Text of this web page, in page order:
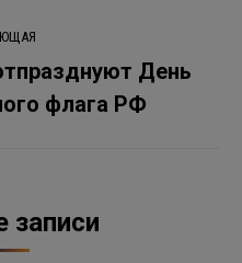
запись:
День
флага РФ
записи